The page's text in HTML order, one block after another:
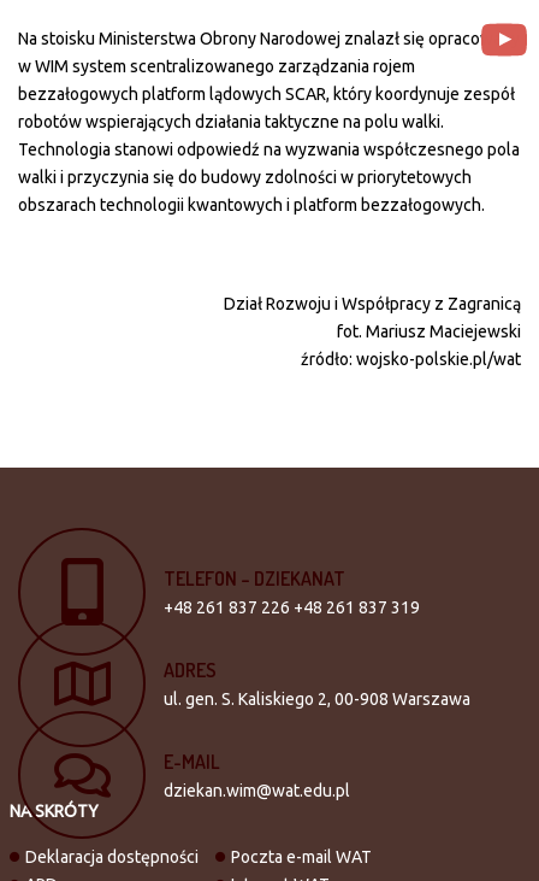
Na stoisku Ministerstwa Obrony Narodowej znalazł się opracowany
w WIM system scentralizowanego zarządzania rojem
bezzałogowych platform lądowych SCAR, który koordynuje zespół
robotów wspierających działania taktyczne na polu walki.
Technologia stanowi odpowiedź na wyzwania współczesnego pola
walki i przyczynia się do budowy zdolności w priorytetowych
obszarach technologii kwantowych i platform bezzałogowych.
Dział Rozwoju i Współpracy z Zagranicą
fot. Mariusz Maciejewski
źródło: wojsko-polskie.pl/wat
TELEFON – DZIEKANAT
+48 261 837 226 +48 261 837 319
ADRES
ul. gen. S. Kaliskiego 2, 00-908 Warszawa
E-MAIL
dziekan.wim@wat.edu.pl
NA SKRÓTY
Deklaracja dostępności
Poczta e-mail WAT